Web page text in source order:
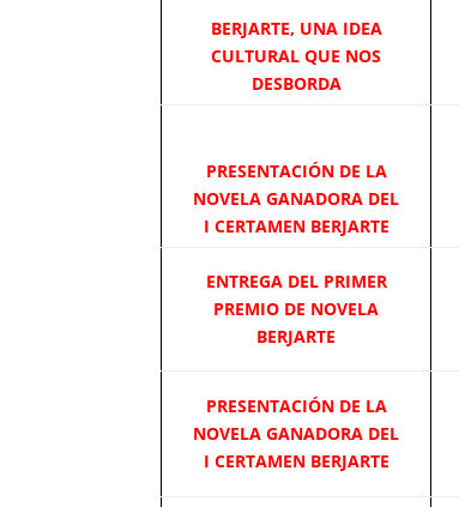
BERJARTE, UNA IDEA
CULTURAL QUE NOS
DESBORDA
PRESENTACIÓN DE LA
NOVELA GANADORA DEL
I CERTAMEN BERJARTE
ENTREGA DEL PRIMER
PREMIO DE NOVELA
BERJARTE
PRESENTACIÓN DE LA
NOVELA GANADORA DEL
I CERTAMEN BERJARTE